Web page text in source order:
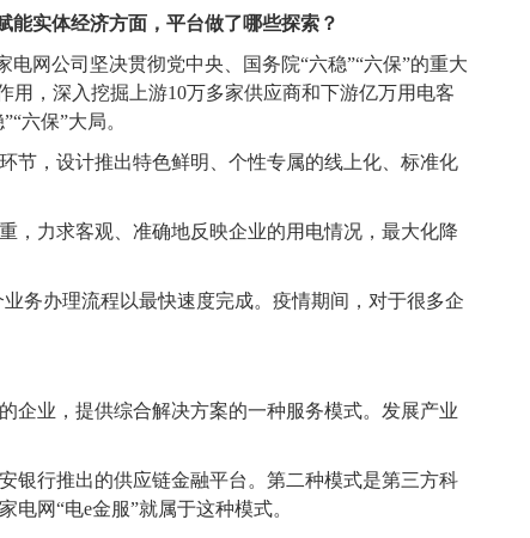
能实体经济方面，平台做了哪些探索？
网公司坚决贯彻党中央、国务院“六稳”“六保”的重大
用，深入挖掘上游10万多家供应商和下游亿万用电客
六保”大局。
节，设计推出特色鲜明、个性专属的线上化、标准化
，力求客观、准确地反映企业的用电情况，最大化降
务办理流程以最快速度完成。疫情期间，对于很多企
企业，提供综合解决方案的一种服务模式。发展产业
银行推出的供应链金融平台。第二种模式是第三方科
网“电e金服”就属于这种模式。